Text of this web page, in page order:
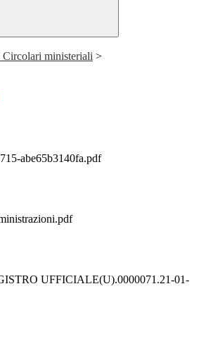
ministeriali >
abe65b3140fa.pdf
UFFICIALE(U).0000071.21-01-